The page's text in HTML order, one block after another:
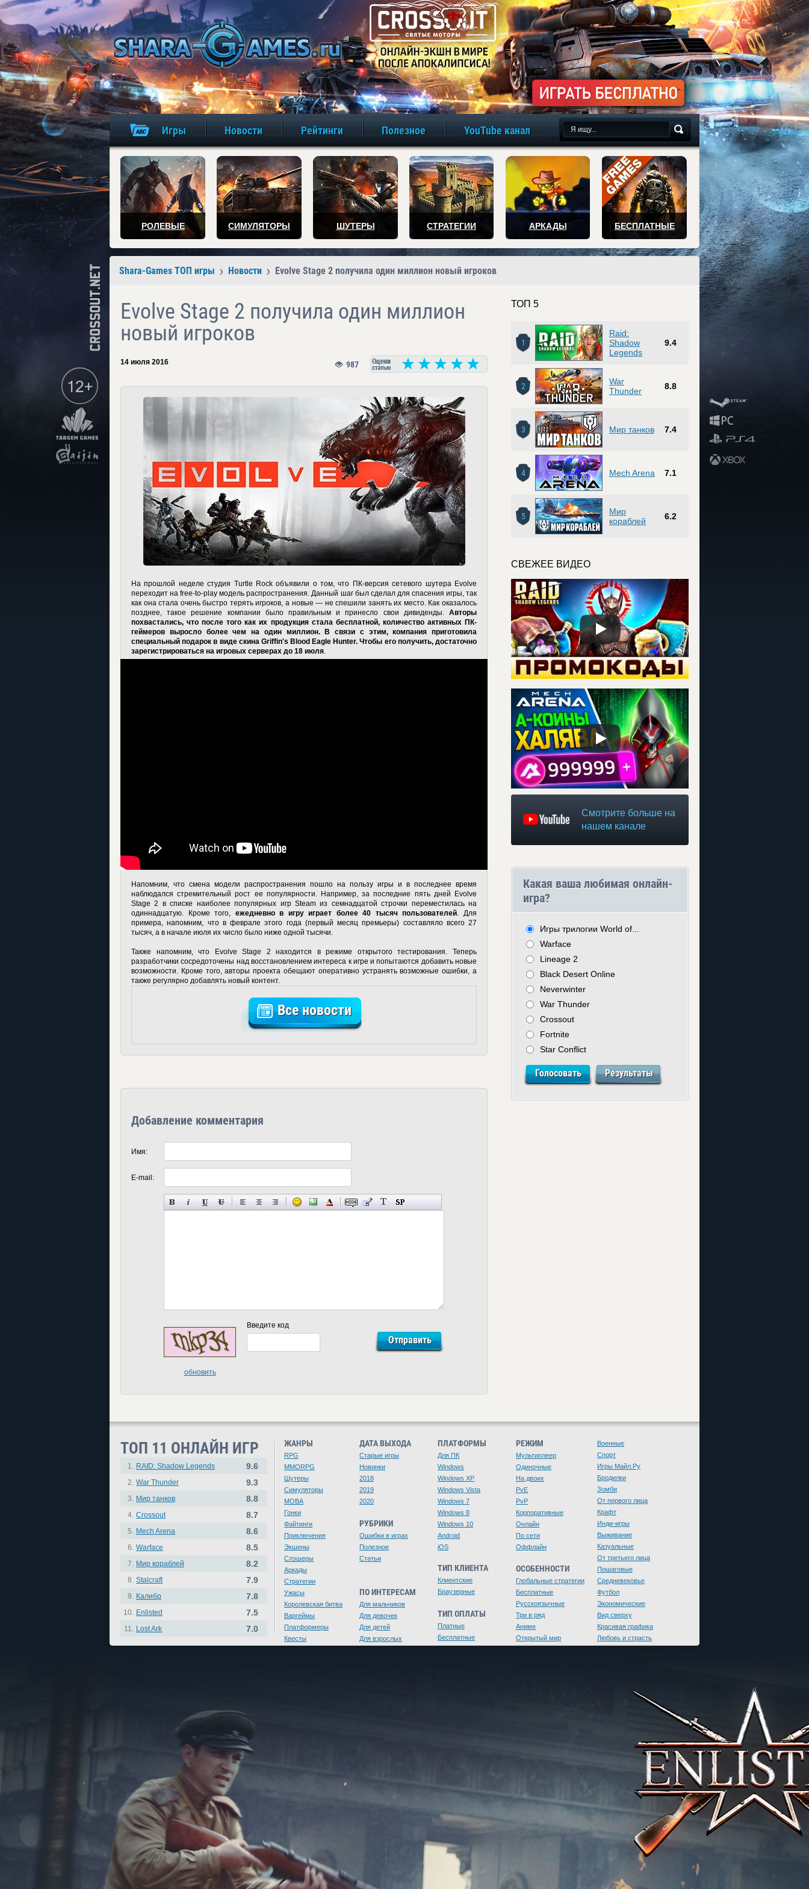
игры онлайн бесплатно
Игры Новости Рейтинги Полезное YouTube канал
РОЛЕВЫЕ СИМУЛЯТОРЫ ШУТЕРЫ СТРАТЕГИИ АРКАДЫ БЕСПЛАТНЫЕ
Shara-Games ТОП игры Новости Evolve Stage 2 получила один миллион новый игроков
Evolve Stage 2 получила один миллион
новый игроков
14 июля 2016 987
На прошлой неделе студия Turtle Rock объявили о том, что ПК-версия сетевого шутера Evolve
переходит на free-to-play модель распространения. Данный шаг был сделал для спасения игры, так
как она стала очень быстро терять игроков, а новые — не спешили занять их место. Как оказалось
позднее, такое решение компании было правильным и принесло свои дивиденды.Авторы
похвастались, что после того как их продукция стала бесплатной, количество активных ПК-
геймеров выросло более чем на один миллион. В связи с этим, компания приготовила
специальный подарок в виде скина Griffin's Blood Eagle Hunter. Чтобы его получить, достаточно
зарегистрироваться на игровых серверах до 18 июля.
Напомним, что смена модели распространения пошло на пользу игры и в последнее время
наблюдался стремительный рост ее популярности. Например, за последние пять дней Evolve
Stage 2 в списке наиболее популярных игр Steam из семнадцатой строчки переместилась на
одиннадцатую. Кроме того, ежедневно в игру играет более 40 тысяч пользователей. Для
примера, напомним, что в феврале этого года (первый месяц премьеры) составляло всего 27
тысяч, а в начале июля их число было ниже одной тысячи.
Также напомним, что Evolve Stage 2 находится в режиме открытого тестирования. Теперь
разработчики сосредоточены над восстановлением интереса к игре и попытаются добавить новые
возможности. Кроме того, авторы проекта обещают оперативно устранять возможные ошибки, а
также регулярно добавлять новый контент.
Все новости
Добавление комментария
Имя:
E-mail:
обновить
Введите код
ТОП 5
1
Raid:
Shadow
Legends
9.4
2
War
Thunder
8.8
3 Мир танков 7.4
4 Mech Arena 7.1
5
Мир
кораблей
6.2
СВЕЖЕЕ ВИДЕО
Смотрите больше на
нашем канале
Какая ваша любимая онлайн-
игра?
Игры трилогии World of...
Warface
Lineage 2
Black Desert Online
Neverwinter
War Thunder
Crossout
Fortnite
Star Conflict
ТОП 11 ОНЛАЙН ИГР
1. RAID: Shadow Legends 9.6
2. War Thunder 9.3
3. Мир танков 8.8
4. Crossout 8.7
5. Mech Arena 8.6
6. Warface 8.5
7. Мир кораблей 8.2
8. Stalcraft 7.9
9. Калибр 7.8
10. Enlisted 7.5
11. Lost Ark 7.0
ЖАНРЫ
RPG
MMORPG
Шутеры
Симуляторы
MOBA
Гонки
Файтинги
Приключения
Экшены
Слэшеры
Аркады
Стратегии
Ужасы
Королевская битва
Варгеймы
Платформеры
Квесты
ДАТА ВЫХОДА
Старые игры
Новинки
2018
2019
2020
РУБРИКИ
Ошибки в играх
Полезное
Статьи
ПО ИНТЕРЕСАМ
Для мальчиков
Для девочек
Для детей
Для взрослых
ПЛАТФОРМЫ
Для ПК
Windows
Windows XP
Windows Vista
Windows 7
Windows 8
Windows 10
Android
iOS
ТИП КЛИЕНТА
Клиентские
Браузерные
ТИП ОПЛАТЫ
Платные
Бесплатные
РЕЖИМ
Мультиплеер
Одиночные
На двоих
PvE
PvP
Корпоративные
Онлайн
По сети
Оффлайн
ОСОБЕННОСТИ
Глобальные стратегии
Бесплатные
Русскоязычные
Три в ряд
Аниме
Открытый мир
Военные
Спорт
Игры Майл.Ру
Бродилки
Зомби
От первого лица
Крафт
Инди-игры
Выживание
Казуальные
От третьего лица
Пошаговые
Средневековье
Футбол
Экономические
Вид сверху
Красивая графика
Любовь и страсть